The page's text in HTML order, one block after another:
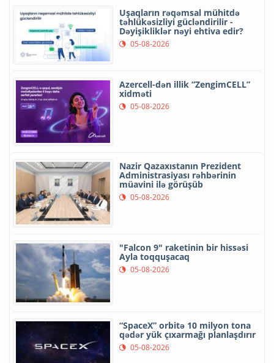
Uşaqların rəqəmsal mühitdə
təhlükəsizliyi gücləndirilir -
Dəyişikliklər nəyi ehtiva edir?
05-08-2026
Azercell-dən illik “ZengimCELL”
xidməti
05-08-2026
Nazir Qazaxıstanın Prezident
Administrasiyası rəhbərinin
müavini ilə görüşüb
05-08-2026
"Falcon 9" raketinin bir hissəsi
Ayla toqquşacaq
05-08-2026
“SpaceX” orbitə 10 milyon tona
qədər yük çıxarmağı planlaşdırır
05-08-2026